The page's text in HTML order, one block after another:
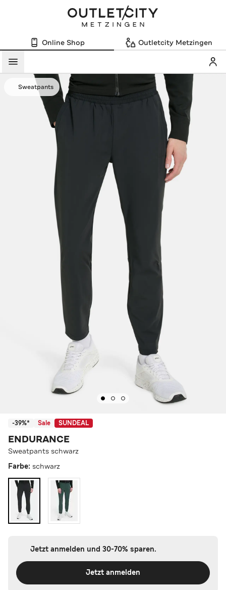
Online Shop Outletcity Metzingen
Menü
Sweatpants
-39%* Sale SUNDEAL
ENDURANCE
Sweatpants schwarz
Farbe: schwarz
Jetzt anmelden und 30-70% sparen.
Jetzt anmelden